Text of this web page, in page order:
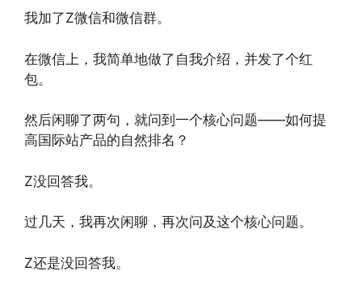
我加了Z微信和微信群。
在微信上，我简单地做了自我介绍，并发了个红
包。
然后闲聊了两句，就问到一个核心问题——如何提
高国际站产品的自然排名？
Z没回答我。
过几天，我再次闲聊，再次问及这个核心问题。
Z还是没回答我。